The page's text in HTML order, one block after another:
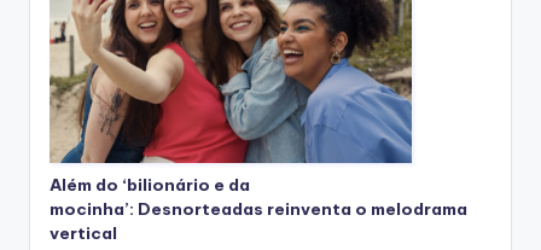
Além do ‘bilionário e da
mocinha’: Desnorteadas reinventa o melodrama
vertical